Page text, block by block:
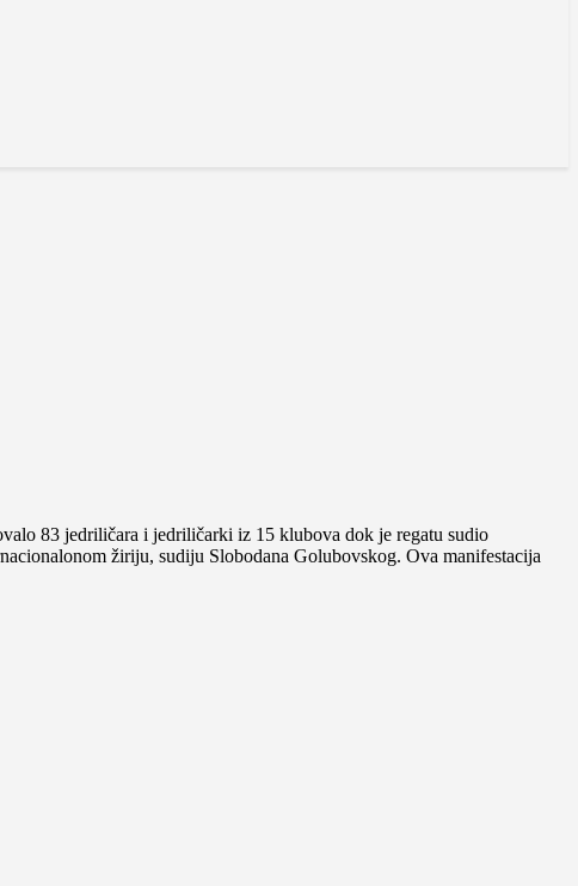
83 jedriličara i jedriličarki iz 15 klubova dok je regatu sudio
žiriju, sudiju Slobodana Golubovskog. Ova manifestacija